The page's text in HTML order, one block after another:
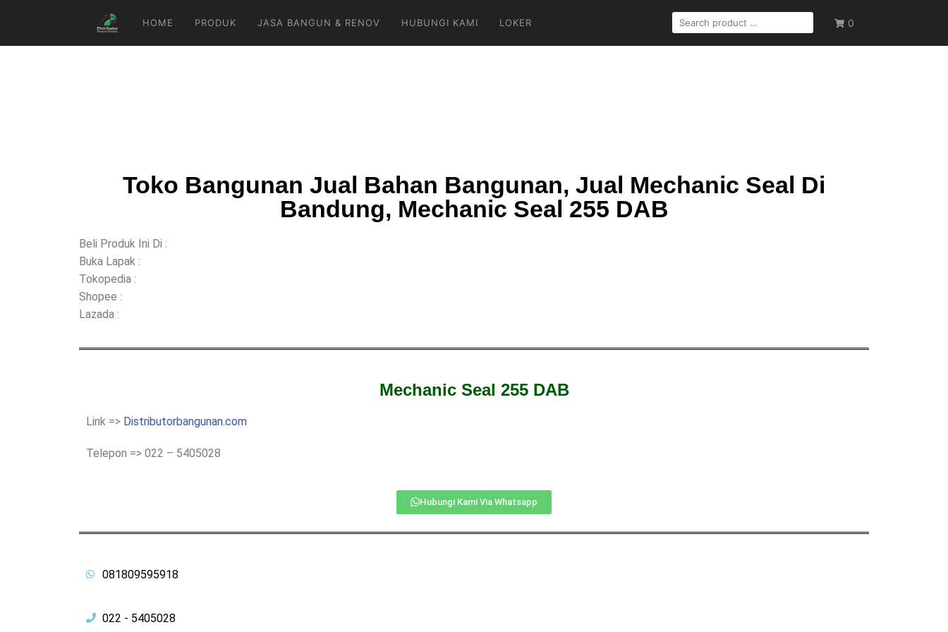
0
HOME PRODUK JASA BANGUN & RENOV HUBUNGI KAMI LOKER
Toko Bangunan Jual Bahan Bangunan, Jual Mechanic Seal Di
Bandung, Mechanic Seal 255 DAB
Beli Produk Ini Di :
Buka Lapak :
Tokopedia :
Shopee :
Lazada :
Mechanic Seal 255 DAB
Link => Distributorbangunan.com
Telepon => 022 – 5405028
Hubungi Kami Via Whatsapp
081809595918
022 - 5405028